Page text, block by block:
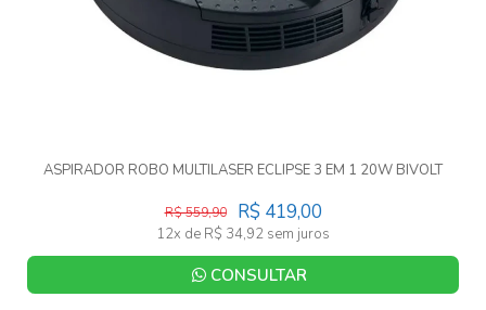
ASPIRADOR ROBO MULTILASER ECLIPSE 3 EM 1 20W BIVOLT
R$ 419,00
R$ 559,90
12x de R$ 34,92 sem juros
CONSULTAR